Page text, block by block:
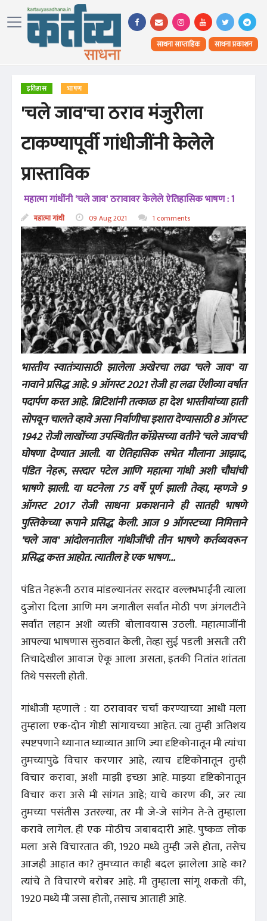
साधना साप्ताहिक साधना प्रकाशन
इतिहास भाषण
'चले जाव'चा ठराव मंजुरीला
टाकण्यापूर्वी गांधीजींनी केलेले
प्रास्ताविक
महात्मा गांधींनी 'चले जाव' ठरावावर केलेले ऐतिहासिक भाषण : 1
महात्मा गांधी 09 Aug 2021 1 comments
भारतीय स्वातंत्र्यासाठी झालेला अखेरचा लढा 'चले जाव' या
नावाने प्रसिद्ध आहे. 9 ऑगस्ट 2021 रोजी हा लढा ऐंशीव्या वर्षात
पदार्पण करत आहे. ब्रिटिशांनी तत्काळ हा देश भारतीयांच्या हाती
सोपवून चालते व्हावे असा निर्वाणीचा इशारा देण्यासाठी 8 ऑगस्ट
1942 रोजी लाखोंच्या उपस्थितीत कॉंग्रेसच्या वतीने 'चले जाव'ची
घोषणा देण्यात आली. या ऐतिहासिक सभेत मौलाना आझाद,
पंडित नेहरू, सरदार पटेल आणि महात्मा गांधी अशी चौघांची
भाषणे झाली. या घटनेला 75 वर्षे पूर्ण झाली तेव्हा, म्हणजे 9
ऑगस्ट 2017 रोजी साधना प्रकाशनाने ही सातही भाषणे
पुस्तिकेच्या रूपाने प्रसिद्ध केली. आज 9 ऑगस्टच्या निमित्ताने
'चले जाव' आंदोलनातील गांधीजींची तीन भाषणे कर्तव्यवरून
प्रसिद्ध करत आहोत. त्यातील हे एक भाषण...
पंडित नेहरूंनी ठराव मांडल्यानंतर सरदार वल्लभभाईंनी त्याला
दुजोरा दिला आणि मग जगातील सर्वांत मोठी पण अंगलटीने
सर्वांत लहान अशी व्यक्ती बोलावयास उठली. महात्माजींनी
आपल्या भाषणास सुरुवात केली, तेव्हा सुई पडली असती तरी
तिचादेखील आवाज ऐकू आला असता, इतकी नितांत शांतता
तिथे पसरली होती.
गांधीजी म्हणाले : या ठरावावर चर्चा करण्याच्या आधी मला
तुम्हाला एक-दोन गोष्टी सांगायच्या आहेत. त्या तुम्ही अतिशय
स्पष्टपणाने ध्यानात घ्याव्यात आणि ज्या दृष्टिकोनातून मी त्यांचा
तुमच्यापुढे विचार करणार आहे, त्याच दृष्टिकोनातून तुम्ही
विचार करावा, अशी माझी इच्छा आहे. माझ्या दृष्टिकोनातून
विचार करा असे मी सांगत आहे; याचे कारण की, जर त्या
तुमच्या पसंतीस उतरल्या, तर मी जे-जे सांगेन ते-ते तुम्हाला
करावे लागेल. ही एक मोठीच जबाबदारी आहे. पुष्कळ लोक
मला असे विचारतात की, 1920 मध्ये तुम्ही जसे होता, तसेच
आजही आहात का? तुमच्यात काही बदल झालेला आहे का?
त्यांचे ते विचारणे बरोबर आहे. मी तुम्हाला सांगू शकतो की,
1920 मध्ये मी जसा होतो, तसाच आताही आहे.